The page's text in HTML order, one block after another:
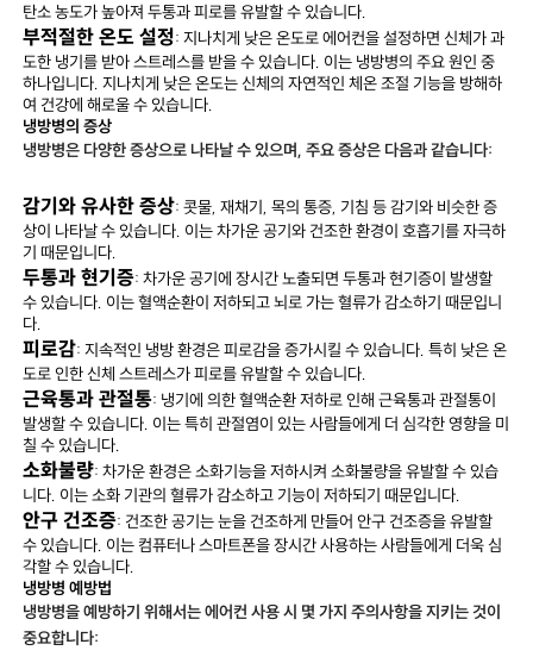
탄소 농도가 높아져 두통과 피로를 유발할 수 있습니다.
부적절한 온도 설정: 지나치게 낮은 온도로 에어컨을 설정하면 신체가 과
도한 냉기를 받아 스트레스를 받을 수 있습니다. 이는 냉방병의 주요 원인 중
하나입니다. 지나치게 낮은 온도는 신체의 자연적인 체온 조절 기능을 방해하
여 건강에 해로울 수 있습니다.
냉방병의 증상
냉방병은 다양한 증상으로 나타날 수 있으며, 주요 증상은 다음과 같습니다:
감기와 유사한 증상: 콧물, 재채기, 목의 통증, 기침 등 감기와 비슷한 증
상이 나타날 수 있습니다. 이는 차가운 공기와 건조한 환경이 호흡기를 자극하
기 때문입니다.
두통과 현기증: 차가운 공기에 장시간 노출되면 두통과 현기증이 발생할
수 있습니다. 이는 혈액순환이 저하되고 뇌로 가는 혈류가 감소하기 때문입니
다.
피로감: 지속적인 냉방 환경은 피로감을 증가시킬 수 있습니다. 특히 낮은 온
도로 인한 신체 스트레스가 피로를 유발할 수 있습니다.
근육통과 관절통: 냉기에 의한 혈액순환 저하로 인해 근육통과 관절통이
발생할 수 있습니다. 이는 특히 관절염이 있는 사람들에게 더 심각한 영향을 미
칠 수 있습니다.
소화불량: 차가운 환경은 소화기능을 저하시켜 소화불량을 유발할 수 있습
니다. 이는 소화 기관의 혈류가 감소하고 기능이 저하되기 때문입니다.
안구 건조증: 건조한 공기는 눈을 건조하게 만들어 안구 건조증을 유발할
수 있습니다. 이는 컴퓨터나 스마트폰을 장시간 사용하는 사람들에게 더욱 심
각할 수 있습니다.
냉방병 예방법
냉방병을 예방하기 위해서는 에어컨 사용 시 몇 가지 주의사항을 지키는 것이
중요합니다: